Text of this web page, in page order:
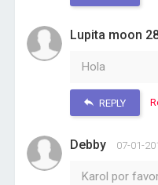
Lupita moon
Hola
REPLY
Debby 07-01-
Karol por